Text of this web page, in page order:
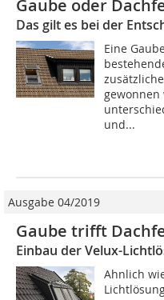
Gaube oder
Das gilt es bei der
Eine
gewonnen
und...
Ausgabe 04/2019
Gaube trifft
Einbau der Velux-
Ahnlich